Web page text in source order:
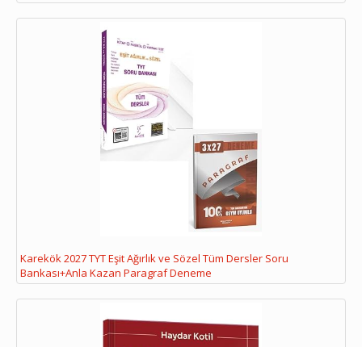
Karekök 2027 TYT Eşit Ağırlık ve Sözel Tüm Dersler Soru
Bankası+Anla Kazan Paragraf Deneme